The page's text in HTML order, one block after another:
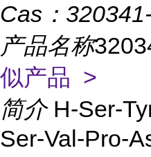
Cas：
产品名称
似产品 >
简介 H-Ser-
Ser-Val-Pro-